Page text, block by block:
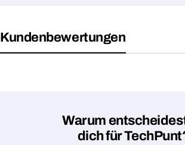
Eine Frage stellen
Kundenbewertungen
Warum
dich für